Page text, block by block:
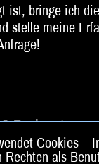
ist, bringe ich
stelle meine
Buchung
Cookies –
als